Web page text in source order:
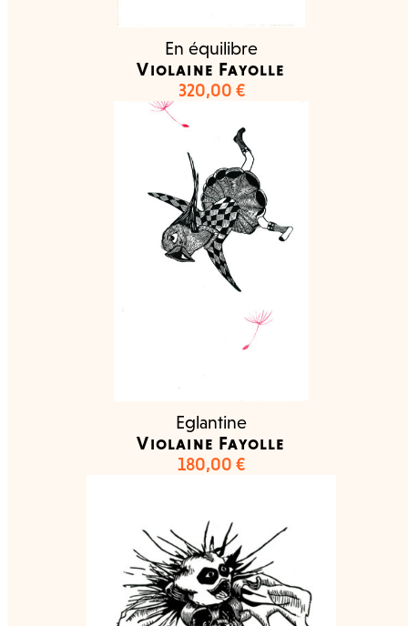
images aussi en fonction de ce medium tout
particulier. Ces contraintes la poussent toujours plus
loin. Elle expose personnellement dans différents
centres culturels, à Sarzeau, à Quimperlé, à la maison
Tessier-dit-Laplante à Québec City ou à l’atelier Piroir
à Montréal en 2019, à l’artothèque/galerie Tal Coat
d’Hennebont en 2017. Elle participe à de multiples
biennales ou expositions collectives, de Paris à
Montréal, de Buenos Aires au Tatarstan, au Brésil, en
Italie. Elle est invitée à exposer à New York par la
galerie Imaginario de Buenos Air lors du salon Art on
paper. Elle devient membre du groupe de la Jeune
Gravure Contemporaine en 2023 et prépare une
exposition personnelle à l’Archipel de Fouesnant avec
une résidence de création. L’exposition sera visible
En équilibre
Violaine Fayolle
320,00 €
Eglantine
Violaine Fayolle
180,00 €